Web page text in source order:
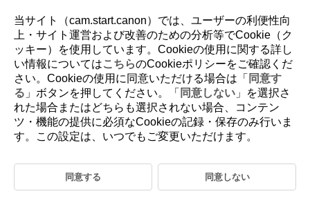
D090-045
フリッカーレス撮影
蛍光灯などの光源下で、速いシャッタースピードで撮影を行うと、光源
の点滅（明滅）によるちらつき（フリッカー）により、画面の上下で露
出差が生じたり、連続撮影を行ったときに写真に露出差や色あいの差が
当サイト（cam.start.canon）では、ユーザーの利便性向
上・サイト運営および改善のための分析等でCookie（ク
ッキー）を使用しています。Cookieの使用に関する詳し
い情報についてはこちらのCookieポリシーをご確認くだ
さい。Cookieの使用に同意いただける場合は「 同意す
る 」ボタンを押してください。「 同意しない 」を選択さ
れた場合またはどちらも選択されない場合、コンテン
ツ・機能の提供に必須なCookieの記録・保存のみ行いま
す。この設定は、いつでもご変更いただけます。
同意する 同意しない